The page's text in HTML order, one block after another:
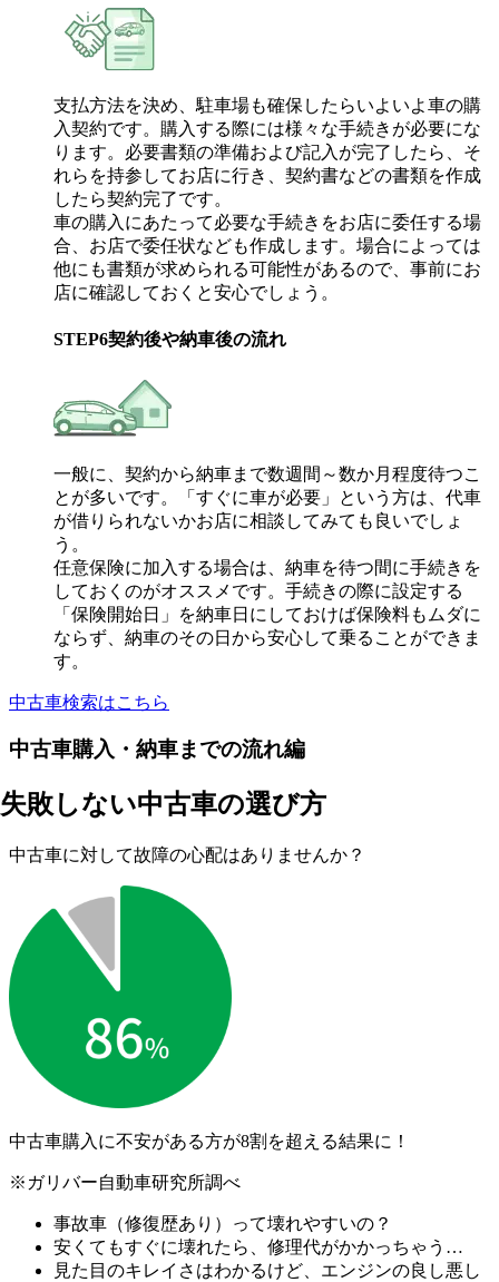
支払方法を決め、駐車場も確保したらいよいよ車の購
入契約です。購入する際には様々な手続きが必要にな
ります。必要書類の準備および記入が完了したら、そ
れらを持参してお店に行き、契約書などの書類を作成
したら契約完了です。
車の購入にあたって必要な手続きをお店に委任する場
合、お店で委任状なども作成します。場合によっては
他にも書類が求められる可能性があるので、事前にお
店に確認しておくと安心でしょう。
STEP6契約後や納車後の流れ
一般に、契約から納車まで数週間～数か月程度待つこ
とが多いです。「すぐに車が必要」という方は、代車
が借りられないかお店に相談してみても良いでしょ
う。
任意保険に加入する場合は、納車を待つ間に手続きを
しておくのがオススメです。手続きの際に設定する
「保険開始日」を納車日にしておけば保険料もムダに
ならず、納車のその日から安心して乗ることができま
す。
中古車検索はこちら
中古車購入・納車までの流れ編
失敗しない中古車の選び方
中古車に対して故障の心配はありませんか？
中古車購入に不安がある方が8割を超える結果に！
※ガリバー自動車研究所調べ
事故車（修復歴あり）って壊れやすいの？
安くてもすぐに壊れたら、修理代がかかっちゃう…
見た目のキレイさはわかるけど、エンジンの良し悪し